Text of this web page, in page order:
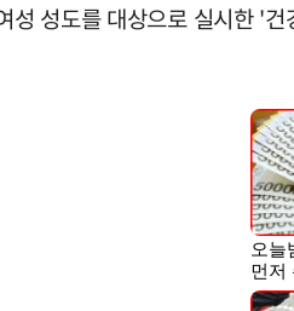
성도를 대상으로 실시한 '